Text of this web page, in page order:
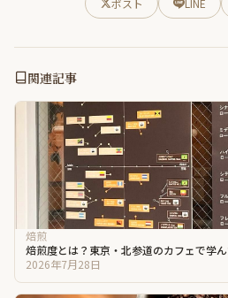
関連記事
焙煎
焙煎度とは？東京・北参道のカフェで学
2026年7月28日